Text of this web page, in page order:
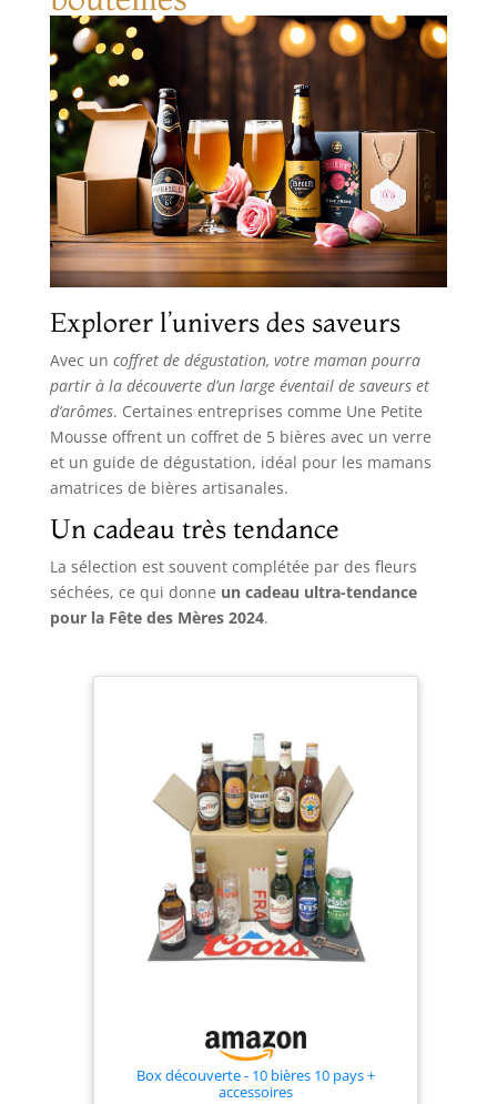
température idéale de 4 °C est atteinte 30 JOURS
DE FRAÎCHEUR GARANTIE : Votre bière reste
fraîche et sous pression pendant 30 jours après
l'installation et l'ouverture du fût INSTALLATION
ET NETTOYAGE FACILES : fixez simplement le tube
sur le dessus du fût et placez l'extrémité dans le
robinet de service ; le bac récepteur amovible en
acier inoxydable permet de garder votre machine
et vos surfaces toujours propres CONTENU :
distributeur de bière Beertender Compact
Ultimate, tubes de service
Explorer l’univers des saveurs
Avec un coffret de dégustation, votre maman pourra
partir à la découverte d’un large éventail de saveurs et
d’arômes. Certaines entreprises comme Une Petite
Mousse offrent un coffret de 5 bières avec un verre
et un guide de dégustation, idéal pour les mamans
amatrices de bières artisanales.
Un cadeau très tendance
La sélection est souvent complétée par des fleurs
séchées, ce qui donne un cadeau ultra-tendance
pour la Fête des Mères 2024.
Box découverte - 10 bières 10 pays +
accessoires